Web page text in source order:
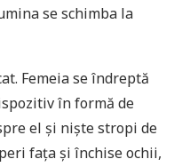
se schimba la
Femeia se îndreptă
în formă de
el și niște stropi de
fața și închise ochii,